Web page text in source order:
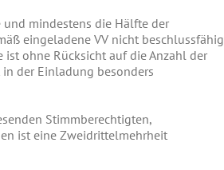
mindestens die Hälfte der
eingeladene VV nicht beschlussfähig
ist ohne Rücksicht auf die Anzahl der
der Einladung besonders
Stimmberechtigten,
ist eine Zweidrittelmehrheit